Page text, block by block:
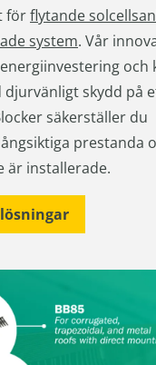
förflytande
system. Vår
och
skydd på
säkerställer du
prestanda
är installerade.